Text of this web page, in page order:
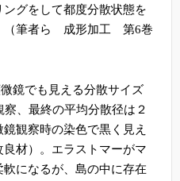
グをして都度分散状態を
（筆者ら 成形加工 第6巻
鏡でも見える分散サイズ
察、最終の平均分散径は２
観察時の染色で黒く見え
材）。エラストマーがマ
軟になるが、島の中に存在